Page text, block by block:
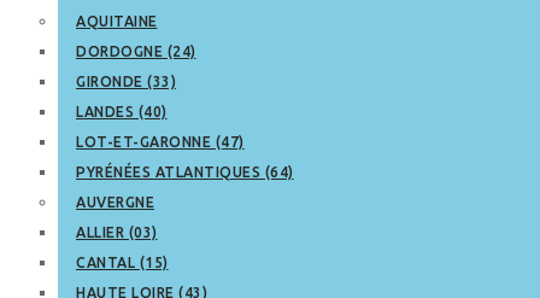
AQUITAINE
DORDOGNE (24)
GIRONDE (33)
LANDES (40)
LOT-ET-GARONNE (47)
PYRÉNÉES ATLANTIQUES (64)
AUVERGNE
ALLIER (03)
CANTAL (15)
HAUTE LOIRE (43)